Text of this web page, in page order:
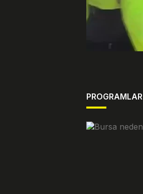
PROGRAMLAR